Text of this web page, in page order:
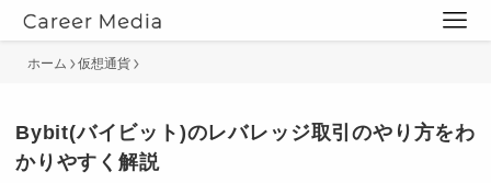
ホーム 仮想通貨
Bybit(バイビット)のレバレッジ取引のやり方をわ
かりやすく解説